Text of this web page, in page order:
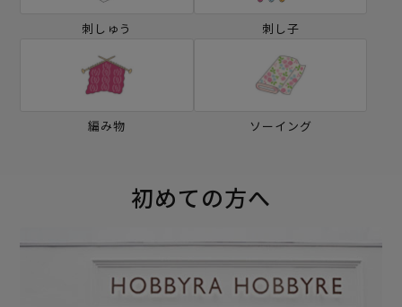
刺しゅう 刺し子
編み物 ソーイング
初めての方へ